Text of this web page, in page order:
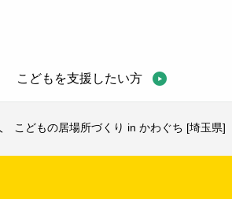
こどもを支援したい方
こどもの居場所づくり in かわぐち [埼玉県]